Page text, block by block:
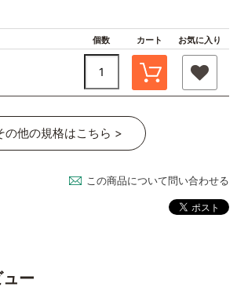
個数 カート お気に入り
の他の規格はこちら >
この商品について問い合わせる
ー